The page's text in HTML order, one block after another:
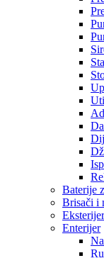
Baterije
Brisači i
Eksterijer
Enterijer